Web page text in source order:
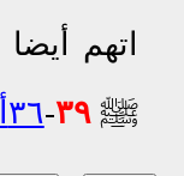
اتهم أيضا
ﷺ ٣٩-٣٦أر